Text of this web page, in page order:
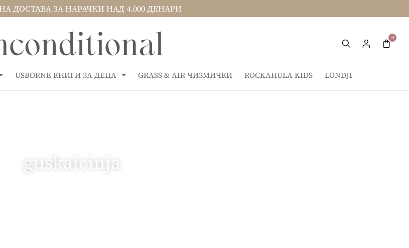
ДОСТАВА ЗА НАРАЧКИ НАД 4.000 ДЕНАРИ
USBORNE КНИГИ ЗА ДЕЦА GRASS & AIR ЧИЗМИЧКИ ROCKAHULA KIDS LONDJI
guskalcinja